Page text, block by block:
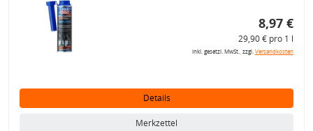
8,97 €
29,90 € pro 1 l
inkl. gesetzl. MwSt., zzgl.Versandkosten
Details
Merkzettel